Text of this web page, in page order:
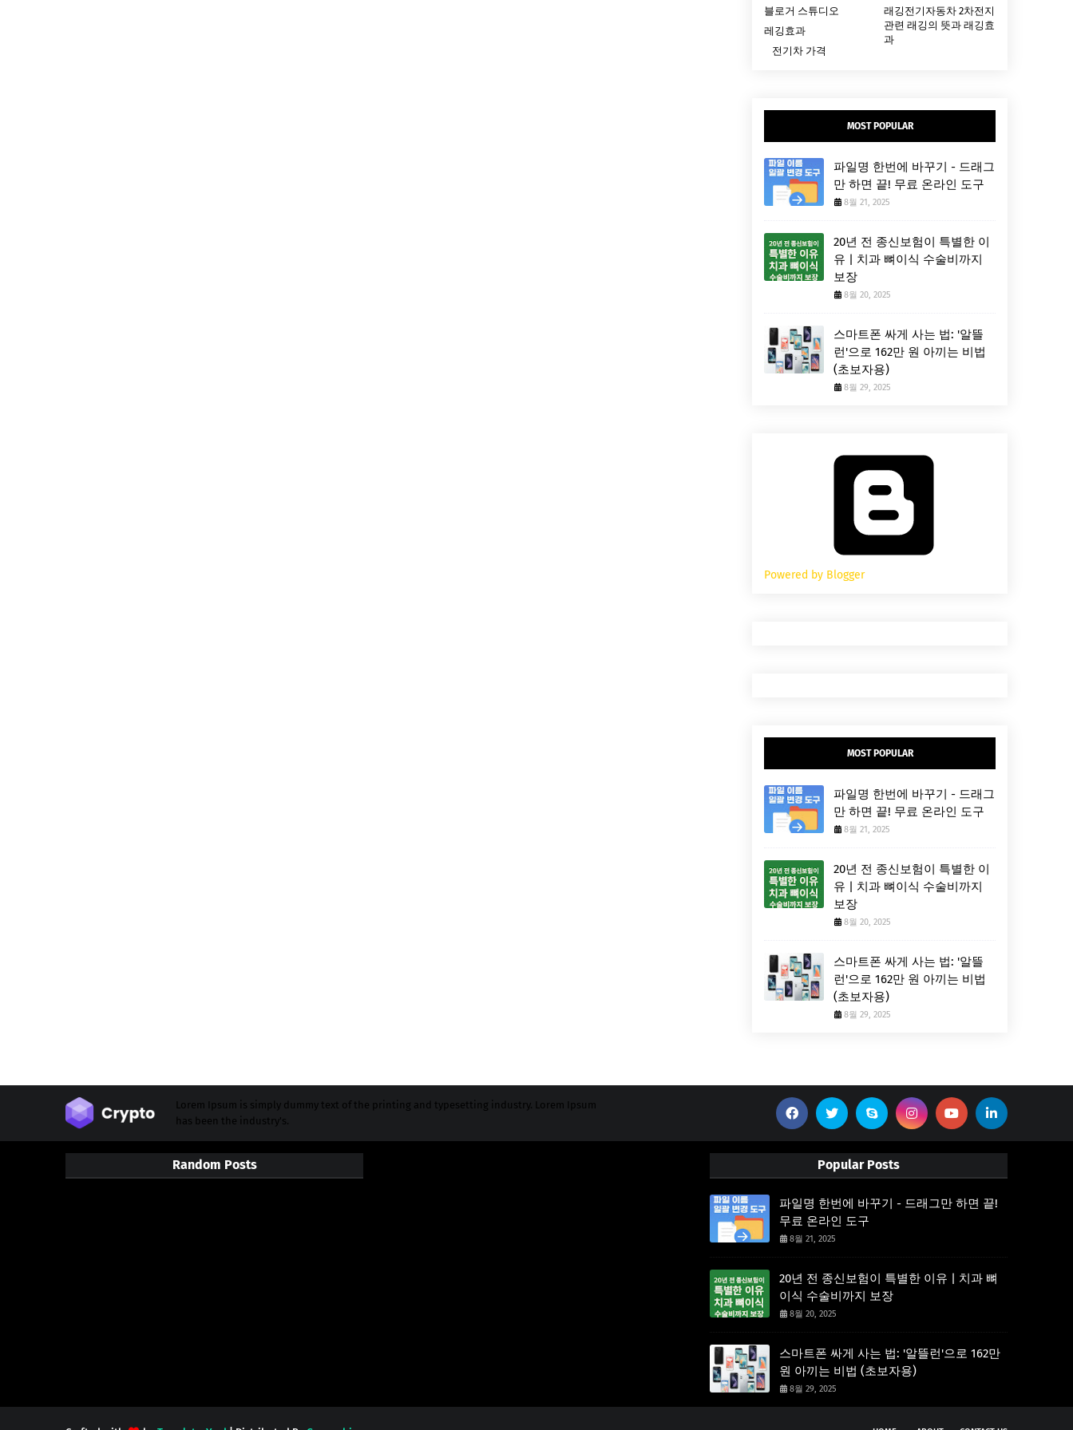
블로거 스튜디오
래깅전기자동차 2차전지
관련 래깅의 뜻과 래깅효
과
레깅효과
전기차 가격
MOST POPULAR
파일명 한번에 바꾸기 - 드래그
만 하면 끝! 무료 온라인 도구
8월 21, 2025
20년 전 종신보험이 특별한 이
유 | 치과 뼈이식 수술비까지
보장
8월 20, 2025
스마트폰 싸게 사는 법: '알뜰
런'으로 162만 원 아끼는 비법
(초보자용)
8월 29, 2025
Powered by Blogger
MOST POPULAR
파일명 한번에 바꾸기 - 드래그
만 하면 끝! 무료 온라인 도구
8월 21, 2025
20년 전 종신보험이 특별한 이
유 | 치과 뼈이식 수술비까지
보장
8월 20, 2025
스마트폰 싸게 사는 법: '알뜰
런'으로 162만 원 아끼는 비법
(초보자용)
8월 29, 2025
Lorem Ipsum is simply dummy text of the printing and typesetting industry. Lorem Ipsum
has been the industry's.
Random Posts Popular Posts
파일명 한번에 바꾸기 - 드래그만 하면 끝!
무료 온라인 도구
8월 21, 2025
20년 전 종신보험이 특별한 이유 | 치과 뼈
이식 수술비까지 보장
8월 20, 2025
스마트폰 싸게 사는 법: '알뜰런'으로 162만
원 아끼는 비법 (초보자용)
8월 29, 2025